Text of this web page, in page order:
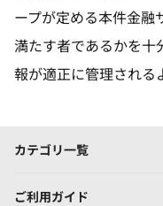
ープが定める本件金融
満たす者であるかを十
報が適正に管理される
カテゴリ一覧
ご利用ガイド